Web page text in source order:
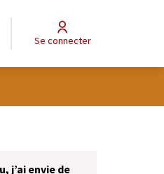
Se connecter
j’ai envie de